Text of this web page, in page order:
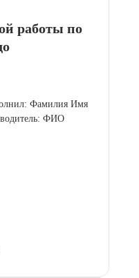
работы по
Фамилия Имя
ФИО